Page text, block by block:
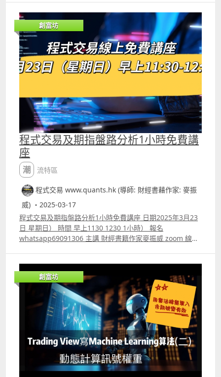
Session Volume Profile的代碼給用戶。若要用Session
Volume Profile來寫交易策略backtest或autotrade就要自
行用pine script來寫。 在Youtube的留言區會有一個簡單的
版本給大家參考，若大家在學習pine script會很有幫助，可
以嘗試用Session Volume Profile 的POC及高低等，再配合
其他不同的指標來寫交易策略做backtest或autotrade。 另
高短炒或Daytrade時的勝算。
創富坊
程式交易及期指盤路分析1小時免費講
座
潮流特區
程式交易 www.quants.hk (導師: 財經書藉作家: 麥振
威) ・2025-03-17
程式交易及期指盤路分析1小時免費講座 日期2025年3月23
日 星期日） 時間 早上1130 1230 1小時） 報名
whatsapp69091306 主講 財經書籍作家麥振威 zoom 線上
Footprint chart教學及用trading view自制Footprint chart
方法 4.如何快速將pine script寫的交易策略轉為python版
本 5.如何快速學懂用python寫運用排盤市場深度數據的交
易策略autotrade 6.期指盤路分析原理講解 報名whatspp
69091306 或電郵paul.mark881@gmail.com
創富坊